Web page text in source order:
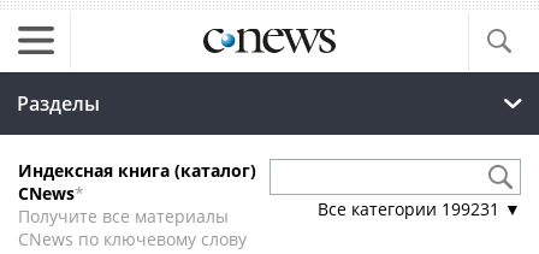
Разделы
Индексная книга (каталог)
CNews*
Получите все материалы
CNews по ключевому слову
Все категории 199231 ▼